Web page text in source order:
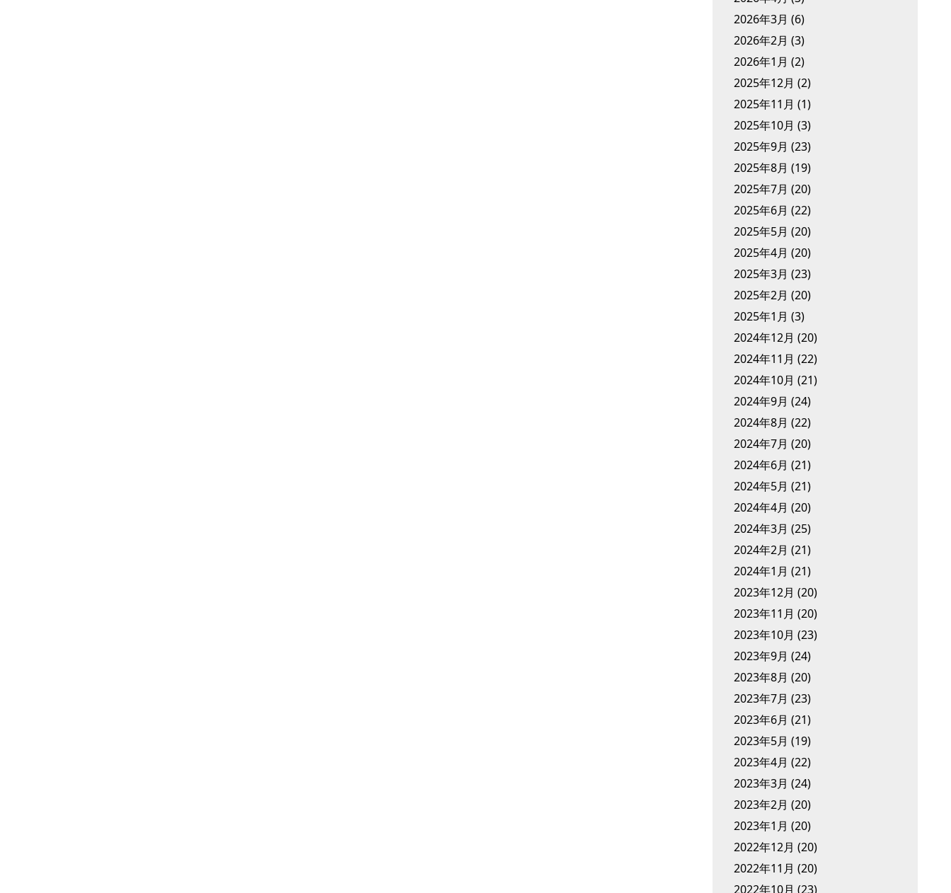
2026年3月 (6)
2026年2月 (3)
2026年1月 (2)
2025年12月 (2)
2025年11月 (1)
2025年10月 (3)
2025年9月 (23)
2025年8月 (19)
2025年7月 (20)
2025年6月 (22)
2025年5月 (20)
2025年4月 (20)
2025年3月 (23)
2025年2月 (20)
2025年1月 (3)
2024年12月 (20)
2024年11月 (22)
2024年10月 (21)
2024年9月 (24)
2024年8月 (22)
2024年7月 (20)
2024年6月 (21)
2024年5月 (21)
2024年4月 (20)
2024年3月 (25)
2024年2月 (21)
2024年1月 (21)
2023年12月 (20)
2023年11月 (20)
2023年10月 (23)
2023年9月 (24)
2023年8月 (20)
2023年7月 (23)
2023年6月 (21)
2023年5月 (19)
2023年4月 (22)
2023年3月 (24)
2023年2月 (20)
2023年1月 (20)
2022年12月 (20)
2022年11月 (20)
2022年10月 (23)